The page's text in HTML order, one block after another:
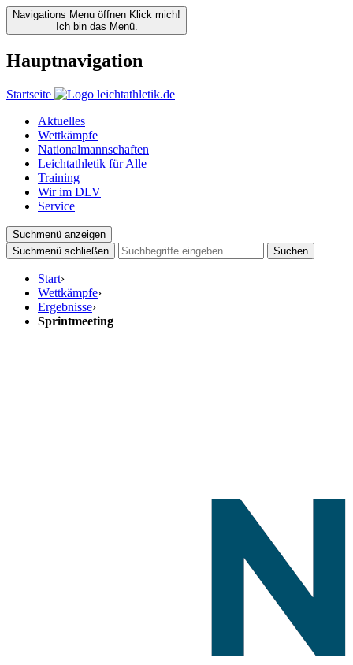
Navigations Menu öffnen Klick mich!
Ich bin das Menü.
Hauptnavigation
Startseite
Aktuelles
Wettkämpfe
Nationalmannschaften
Leichtathletik für Alle
Training
Wir im DLV
Service
Suchmenü anzeigen
Suchmenü schließen
Suchen
Start›
Wettkämpfe›
Ergebnisse›
Sprintmeeting